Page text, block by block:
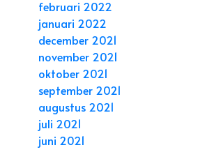
februari 2022
januari 2022
december 2021
november 2021
oktober 2021
september 2021
augustus 2021
juli 2021
juni 2021